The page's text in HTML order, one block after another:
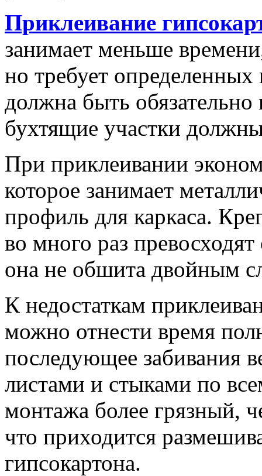
Приклеивание
занимает меньше
но требует
должна быть
бухтящие участки
При приклеивании
которое занимает
профиль для каркаса.
во много раз
она не обшита двойным
К недостаткам
можно отнести время
последующее забивания
листами и стыками по
монтажа более грязный,
что приходится
гипсокартона.